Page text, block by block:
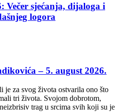
Večer sjećanja, dijaloga i
logora
– 5. august 2026.
je za svog života ostvarila ono što
tri života. Svojom dobrotom,
trag u srcima svih koji su je